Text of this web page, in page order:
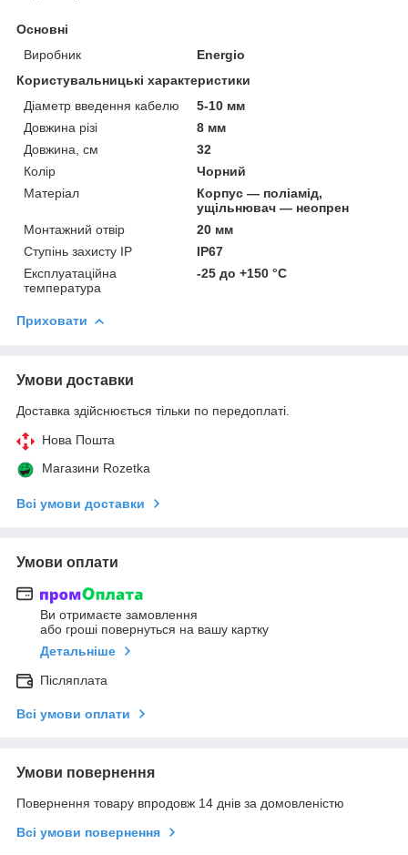
Основні
Виробник
Energio
Користувальницькі характеристики
Діаметр введення кабелю
5-10 мм
Довжина різі
8 мм
Довжина, см
32
Колір
Чорний
Матеріал
Корпус — поліамід,
ущільнювач — неопрен
Монтажний отвір
20 мм
Ступінь захисту IP
IP67
Експлуатаційна
температура
-25 до +150 °С
Приховати
Умови доставки
Доставка здійснюється тільки по передоплаті.
Нова Пошта
Магазини Rozetka
Всі умови доставки
Умови оплати
Ви отримаєте замовлення
або гроші повернуться на вашу картку
Детальніше
Післяплата
Всі умови оплати
Умови повернення
Повернення товару впродовж 14 днів за домовленістю
Всі умови повернення